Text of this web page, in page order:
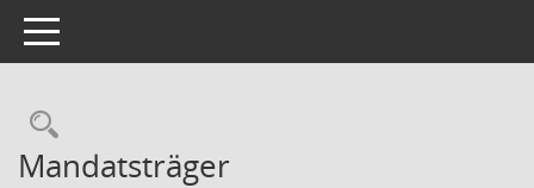
Toggle navigation
Rechercheauswahl
Mandatsträger